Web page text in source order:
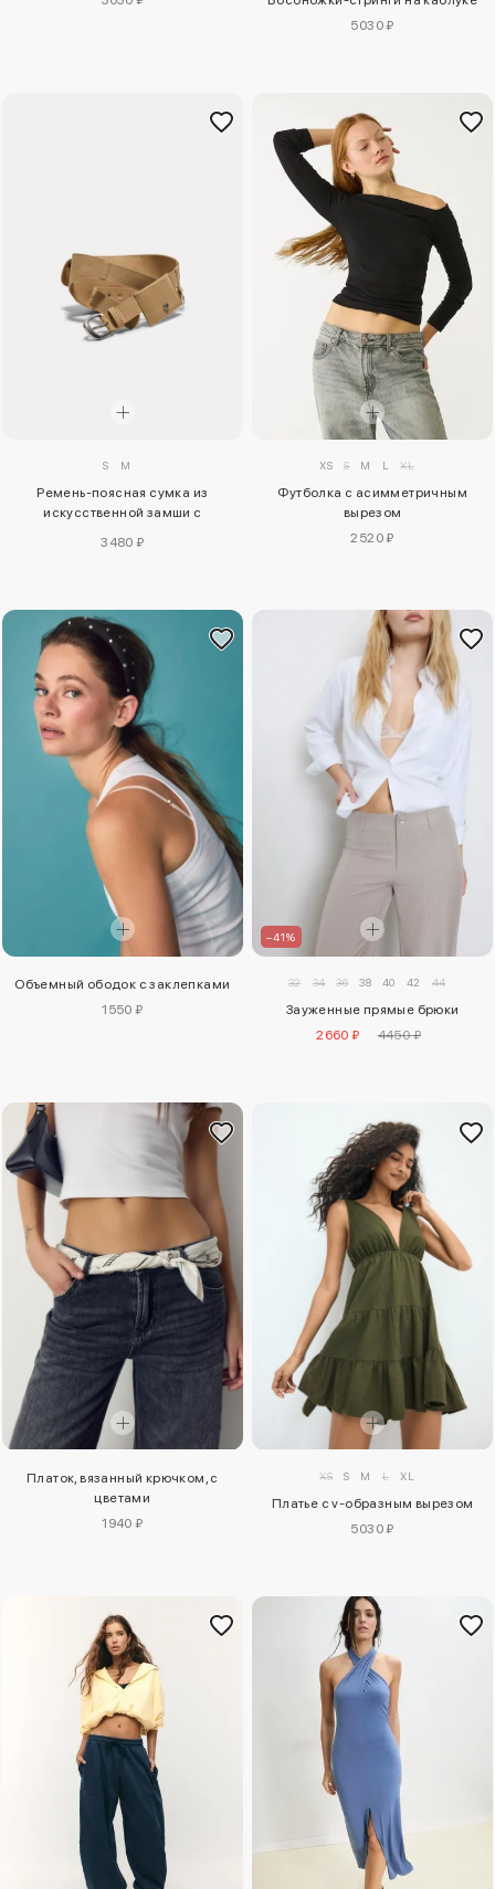
5030 ₽
S M
Ремень-поясная сумка из
искусственной замши с
3480 ₽
XS S M L XL
Футболка с асимметричным
вырезом
2520 ₽
Объемный ободок с заклепками
1550 ₽
–41%
32 34 36 38 40 42 44
Зауженные прямые брюки
2660 ₽
4450 ₽
Платок, вязанный крючком, с
цветами
1940 ₽
XS S M L XL
Платье с v-образным вырезом
5030 ₽